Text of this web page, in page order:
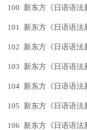
100 新东方《日语语法
101 新东方《日语语法
102 新东方《日语语法
103 新东方《日语语法
104 新东方《日语语法
105 新东方《日语语法
106 新东方《日语语法